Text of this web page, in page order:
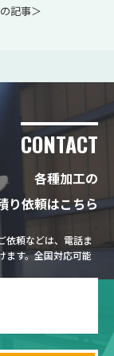
記事＞
CONTACT
各種加工の
り依頼はこちら
依頼などは、電話ま
ます。全国対応可能